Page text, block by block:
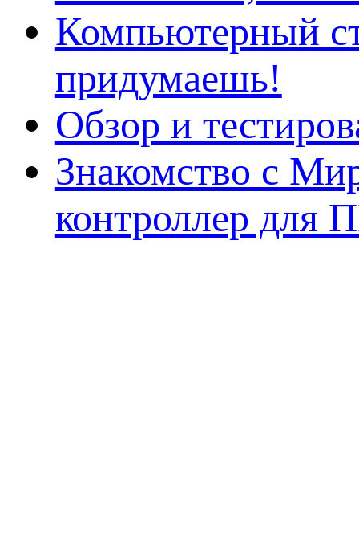
Компьютерный
придумаешь!
Обзор и
Знакомство с
контроллер для